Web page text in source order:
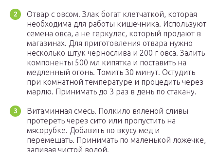
Отвар с овсом. Злак богат клетчаткой, которая
необходима для работы кишечника. Используют
семена овса, а не геркулес, который продают в
магазинах. Для приготовления отвара нужно
несколько штук чернослива и 200 г овса. Залить
компоненты 500 мл кипятка и поставить на
медленный огонь. Томить 30 минут. Остудить
при комнатной температуре и процедить через
марлю. Принимать до 3 раз в день по стакану.
Витаминная смесь. Полкило вяленой сливы
протереть через сито или пропустить на
мясорубке. Добавить по вкусу мед и
перемешать. Принимать по маленькой ложечке,
запивая чистой водой.